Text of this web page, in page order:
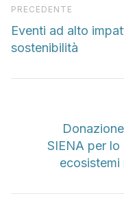
Articolo precedente
PRECEDENTE
Eventi ad alto
sostenibilità
SIENA per
ecosistemi